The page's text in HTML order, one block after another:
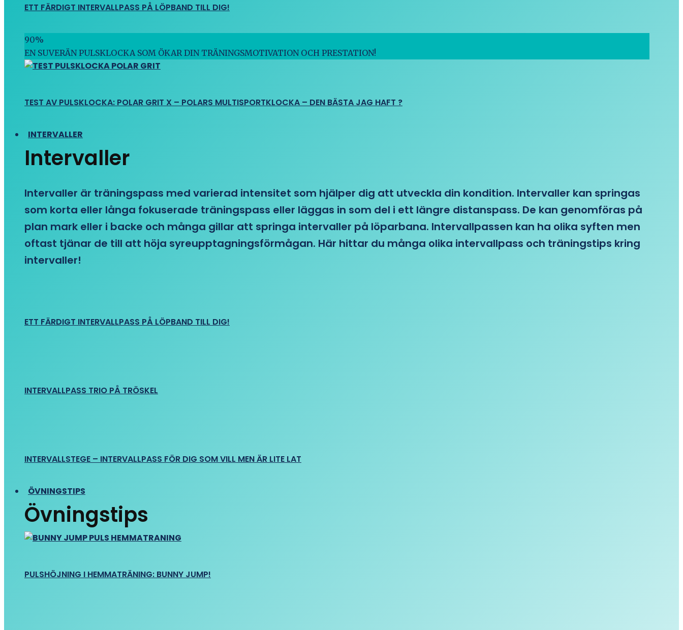
ETT FÄRDIGT INTERVALLPASS PÅ LÖPBAND TILL DIG!
90%
EN SUVERÄN PULSKLOCKA SOM ÖKAR DIN TRÄNINGSMOTIVATION OCH PRESTATION!
TEST AV PULSKLOCKA: POLAR GRIT X – POLARS MULTISPORTKLOCKA – DEN BÄSTA JAG HAFT ?
INTERVALLER
Intervaller
Intervaller är träningspass med varierad intensitet som hjälper dig att utveckla din kondition. Intervaller kan springas
som korta eller långa fokuserade träningspass eller läggas in som del i ett längre distanspass. De kan genomföras på
plan mark eller i backe och många gillar att springa intervaller på löparbana. Intervallpassen kan ha olika syften men
oftast tjänar de till att höja syreupptagningsförmågan. Här hittar du många olika intervallpass och träningstips kring
intervaller!
ETT FÄRDIGT INTERVALLPASS PÅ LÖPBAND TILL DIG!
INTERVALLPASS TRIO PÅ TRÖSKEL
INTERVALLSTEGE – INTERVALLPASS FÖR DIG SOM VILL MEN ÄR LITE LAT
ÖVNINGSTIPS
Övningstips
PULSHÖJNING I HEMMATRÄNING: BUNNY JUMP!